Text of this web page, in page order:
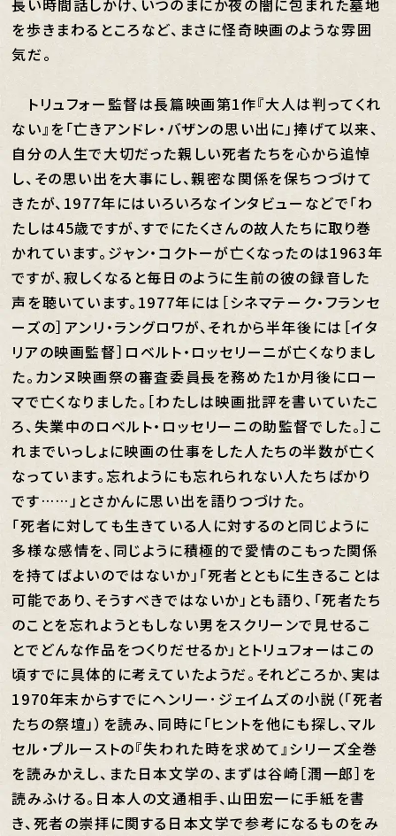
長い時間話しかけ、いつのまにか夜の闇に包まれた墓地
を歩きまわるところなど、まさに怪奇映画のような雰囲
気だ。
トリュフォー監督は長篇映画第1作『大人は判ってくれ
ない』を「亡きアンドレ・バザンの思い出に」捧げて以来、
自分の人生で大切だった親しい死者たちを心から追悼
し、その思い出を大事にし、親密な関係を保ちつづけて
きたが、1977年にはいろいろなインタビューなどで「わ
たしは45歳ですが、すでにたくさんの故人たちに取り巻
かれています。ジャン・コクトーが亡くなったのは1963年
ですが、寂しくなると毎日のように生前の彼の録音した
声を聴いています。1977年には［シネマテーク・フランセ
ーズの］アンリ・ラングロワが、それから半年後には［イタ
リアの映画監督］ロベルト・ロッセリーニが亡くなりまし
た。カンヌ映画祭の審査委員長を務めた1か月後にロー
マで亡くなりました。［わたしは映画批評を書いていたこ
ろ、失業中のロベルト・ロッセリーニの助監督でした。］こ
れまでいっしょに映画の仕事をした人たちの半数が亡く
なっています。忘れようにも忘れられない人たちばかり
です……」とさかんに思い出を語りつづけた。
「死者に対しても生きている人に対するのと同じように
多様な感情を、同じように積極的で愛情のこもった関係
を持てばよいのではないか」「死者とともに生きることは
可能であり、そうすべきではないか」とも語り、「死者たち
のことを忘れようともしない男をスクリーンで見せるこ
とでどんな作品をつくりだせるか」とトリュフォーはこの
頃すでに具体的に考えていたようだ。それどころか、実は
1970年末からすでにヘンリー･ジェイムズの小説（「死者
たちの祭壇」）を読み、同時に「ヒントを他にも探し、マル
セル・プルーストの『失われた時を求めて』シリーズ全巻
を読みかえし、また日本文学の、まずは谷崎［潤一郎］を
読みふける。日本人の文通相手、山田宏一に手紙を書
き、死者の崇拝に関する日本文学で参考になるものをみ